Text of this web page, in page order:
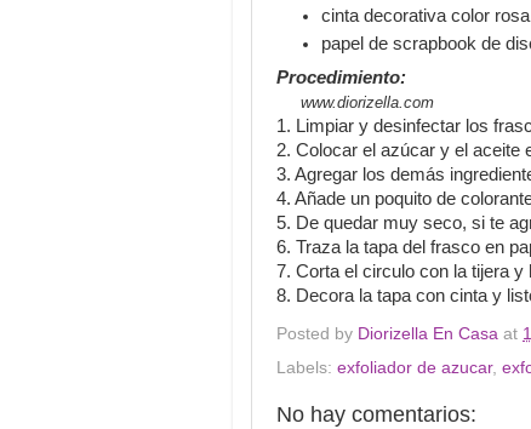
cinta decorativa color rosa
papel de scrapbook de
Procedimiento:
www.diorizella.com
1. Limpiar y desinfectar los
2. Colocar el azúcar y el aceite
3. Agregar los demás
4. Añade un poquito de
5. De quedar muy seco, si te
6. Traza la tapa del frasco en
7. Corta el circulo con la tijera
8. Decora la tapa con cinta y
Posted by Diorizella En Casa at
Labels: exfoliador de azucar,
No hay comentarios: